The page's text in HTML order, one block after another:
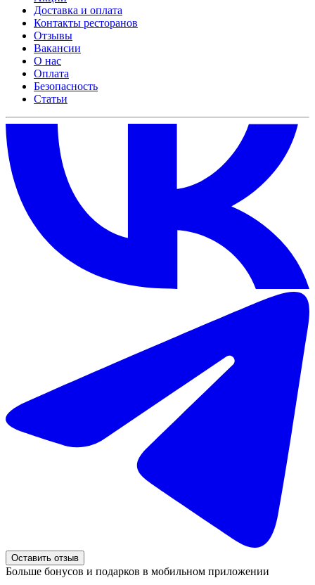
Доставка и оплата
Контакты ресторанов
Отзывы
Вакансии
О нас
Оплата
Безопасность
Статьи
Оставить отзыв
Больше бонусов и подарков в мобильном приложении